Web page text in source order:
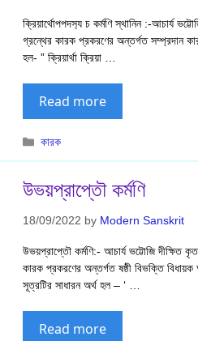
ক্রিয়ার্থোপপদস‍্য চ কর্মণি স্থানিন :-আচার্য
গ্রন্থের কারক প্রকরণের অন্তর্গত সম্প্রদান
হল- ” ক্রিয়ার্থা ক্রিয়া …
Read more
Categories
কারক
উভয়প্রাপ্তৌ কর্মণি
18/09/2022 by Modern Sanskrit
উভয়প্রাপ্তৌ কর্মণি:- আচার্য ভট্টোজি দীক্ষিত
কারক প্রকরণের অন্তর্গত ষষ্ঠী বিভক্তি
সূত্রটির সাধারন অর্থ হল – ‘ …
Read more